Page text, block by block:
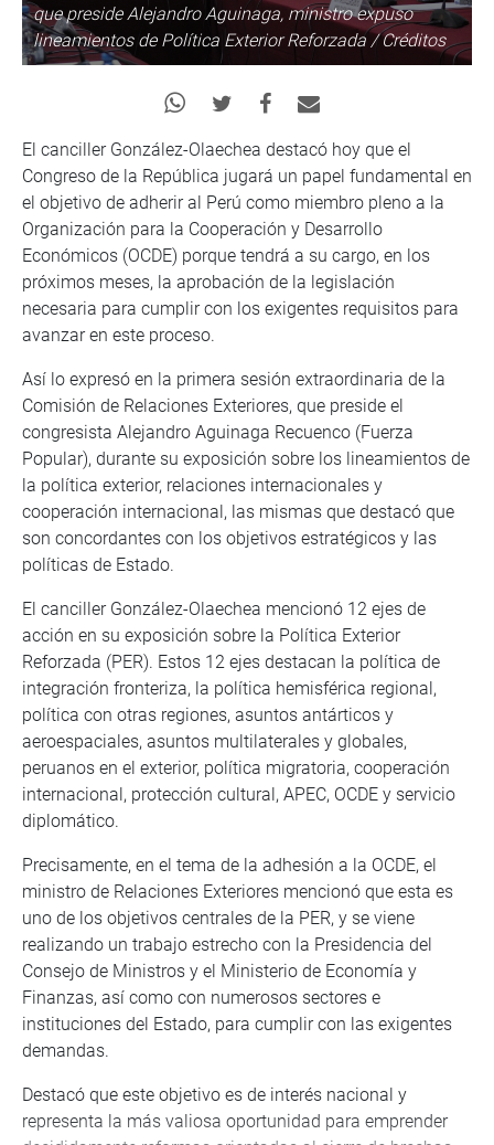
que preside Alejandro Aguinaga, ministro expuso
lineamientos de Política Exterior Reforzada / Créditos
El canciller González-Olaechea destacó hoy que el
Congreso de la República jugará un papel fundamental en
el objetivo de adherir al Perú como miembro pleno a la
Organización para la Cooperación y Desarrollo
Económicos (OCDE) porque tendrá a su cargo, en los
próximos meses, la aprobación de la legislación
necesaria para cumplir con los exigentes requisitos para
avanzar en este proceso.
Así lo expresó en la primera sesión extraordinaria de la
Comisión de Relaciones Exteriores, que preside el
congresista Alejandro Aguinaga Recuenco (Fuerza
Popular), durante su exposición sobre los lineamientos de
la política exterior, relaciones internacionales y
cooperación internacional, las mismas que destacó que
son concordantes con los objetivos estratégicos y las
políticas de Estado.
El canciller González-Olaechea mencionó 12 ejes de
acción en su exposición sobre la Política Exterior
Reforzada (PER). Estos 12 ejes destacan la política de
integración fronteriza, la política hemisférica regional,
política con otras regiones, asuntos antárticos y
aeroespaciales, asuntos multilaterales y globales,
peruanos en el exterior, política migratoria, cooperación
internacional, protección cultural, APEC, OCDE y servicio
diplomático.
Precisamente, en el tema de la adhesión a la OCDE, el
ministro de Relaciones Exteriores mencionó que esta es
uno de los objetivos centrales de la PER, y se viene
realizando un trabajo estrecho con la Presidencia del
Consejo de Ministros y el Ministerio de Economía y
Finanzas, así como con numerosos sectores e
instituciones del Estado, para cumplir con las exigentes
demandas.
Destacó que este objetivo es de interés nacional y
representa la más valiosa oportunidad para emprender